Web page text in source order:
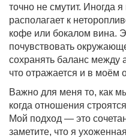
точно не смутит. Иногда
располагает к
кофе или бокалом вина.
почувствовать
сохранять баланс между
что отражается и в моём
Важно для меня то, как
когда отношения
Мой подход — это
заметите, что я